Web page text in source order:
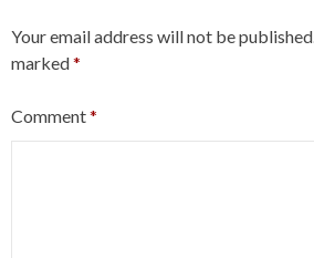
Your email address will not be published.
marked*
Comment*